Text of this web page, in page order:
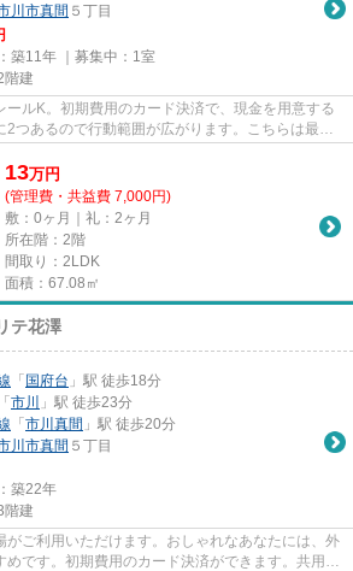
川市真間 ５丁目
築11年 ｜募集中： 1室
階建
ールK。初期費用のカード決済で、現金を用意する
2つあるので行動範囲が広がります。こちらは最上
13万円
(管理費・共益費 7,000円)
敷：0ヶ月｜礼：2ヶ月
所在階：2階
間取り：2LDK
面積：67.08㎡
テ花澤
「 国府台 」駅 徒歩18分
「 市川
」駅 徒歩23分
「 市川真間 」駅 徒歩20分
川市真間 ５丁目
築22年
階建
がご利用いただけます。おしゃれなあなたには、外
です。初期費用のカード決済ができます。共用部